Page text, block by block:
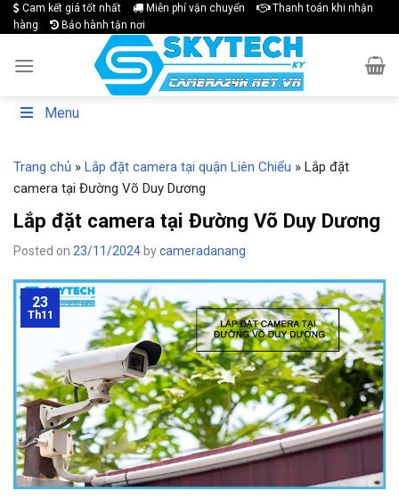
Skip
to
Cam kết giá tốt nhất Miễn phí vận chuyển
Thanh toán khi nhận
hàng
Bảo hành tận nơi
Menu
Trang chủ » Lắp đặt camera tại quận Liên Chiểu » Lắp đặt
camera tại Đường Võ Duy Dương
Lắp đặt camera tại Đường Võ Duy Dương
Posted on 23/11/2024 bycameradanang
23
Th11